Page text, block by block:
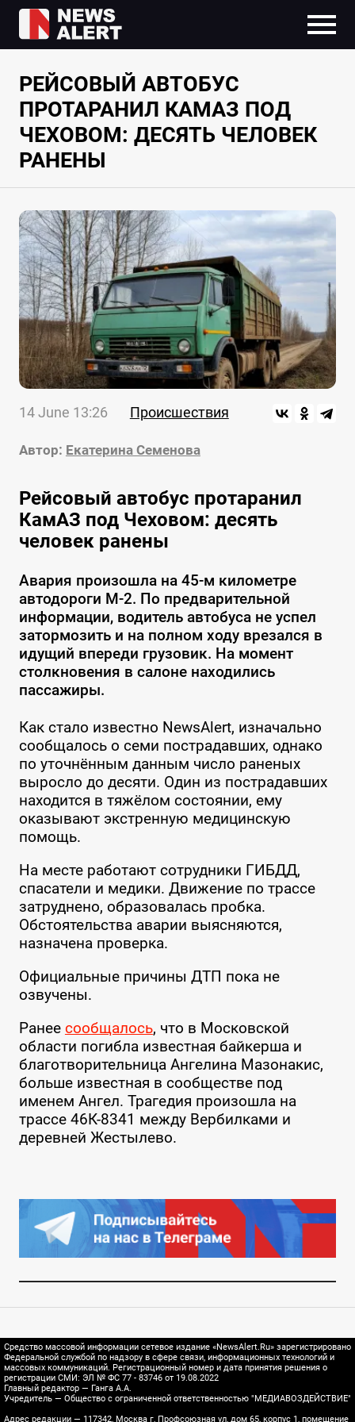
РЕЙСОВЫЙ АВТОБУС
ПРОТАРАНИЛ КАМАЗ ПОД
ЧЕХОВОМ: ДЕСЯТЬ ЧЕЛОВЕК
РАНЕНЫ
14 June 13:26 Происшествия
Автор: Екатерина Семенова
Рейсовый автобус протаранил
КамАЗ под Чеховом: десять
человек ранены
Авария произошла на 45-м километре
автодороги М-2. По предварительной
информации, водитель автобуса не успел
затормозить и на полном ходу врезался в
идущий впереди грузовик. На момент
столкновения в салоне находились
пассажиры.
Как стало известно NewsAlert, изначально
сообщалось о семи пострадавших, однако
по уточнённым данным число раненых
выросло до десяти. Один из пострадавших
находится в тяжёлом состоянии, ему
оказывают экстренную медицинскую
помощь.
На месте работают сотрудники ГИБДД,
спасатели и медики. Движение по трассе
затруднено, образовалась пробка.
Обстоятельства аварии выясняются,
назначена проверка.
Официальные причины ДТП пока не
озвучены.
Ранее сообщалось, что в Московской
области погибла известная байкерша и
благотворительница Ангелина Мазонакис,
больше известная в сообществе под
именем Ангел. Трагедия произошла на
трассе 46К-8341 между Вербилками и
деревней Жестылево.
Средство массовой информации сетевое издание «NewsAlert.Ru» зарегистрировано
Федеральной службой по надзору в сфере связи, информационных технологий и
массовых коммуникаций. Регистрационный номер и дата принятия решения о
регистрации СМИ: ЭЛ № ФС 77 - 83746 от 19.08.2022
Главный редактор — Ганга А.А.
Учредитель — Общество с ограниченной ответственностью "МЕДИАВОЗДЕЙСТВИЕ"
Адрес редакции — 117342, Москва г, Профсоюзная ул, дом 65, корпус 1, помещение